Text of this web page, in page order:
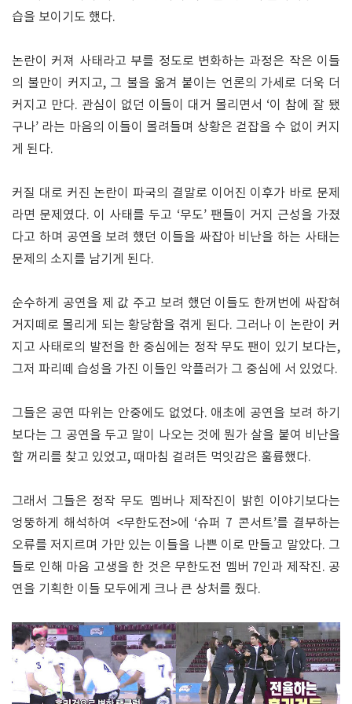
습을 보이기도 했다.
논란이 커져 사태라고 부를 정도로 변화하는 과정은 작은 이들
의 불만이 커지고, 그 불을 옮겨 붙이는 언론의 가세로 더욱 더
커지고 만다. 관심이 없던 이들이 대거 몰리면서 ‘이 참에 잘 됐
구나’ 라는 마음의 이들이 몰려들며 상황은 걷잡을 수 없이 커지
게 된다.
커질 대로 커진 논란이 파국의 결말로 이어진 이후가 바로 문제
라면 문제였다. 이 사태를 두고 ‘무도’ 팬들이 거지 근성을 가졌
다고 하며 공연을 보려 했던 이들을 싸잡아 비난을 하는 사태는
문제의 소지를 남기게 된다.
순수하게 공연을 제 값 주고 보려 했던 이들도 한꺼번에 싸잡혀
거지떼로 몰리게 되는 황당함을 겪게 된다. 그러나 이 논란이 커
지고 사태로의 발전을 한 중심에는 정작 무도 팬이 있기 보다는,
그저 파리떼 습성을 가진 이들인 악플러가 그 중심에 서 있었다.
그들은 공연 따위는 안중에도 없었다. 애초에 공연을 보려 하기
보다는 그 공연을 두고 말이 나오는 것에 뭔가 살을 붙여 비난을
할 꺼리를 찾고 있었고, 때마침 걸려든 먹잇감은 훌륭했다.
그래서 그들은 정작 무도 멤버나 제작진이 밝힌 이야기보다는
엉뚱하게 해석하여 <무한도전>에 ‘슈퍼 7 콘서트’를 결부하는
오류를 저지르며 가만 있는 이들을 나쁜 이로 만들고 말았다. 그
들로 인해 마음 고생을 한 것은 무한도전 멤버 7인과 제작진. 공
연을 기획한 이들 모두에게 크나 큰 상처를 줬다.